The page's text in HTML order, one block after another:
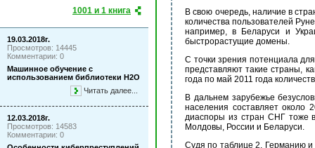
1001 и 1 книга
19.03.2018г.
Просмотров: 14445
Комментарии: 0
Машинное обучение с
использованием библиотеки Н2О
Читать далее...
12.03.2018г.
Просмотров: 14583
Комментарии: 0
В свою очередь, наличие в
количества пользователей
например, в Беларуси и
быстрорастущие домены.
С точки зрения потенциала
представляют такие страны,
года по май 2011 года
В дальнем зарубежье
населения составляет около
диаспоры из стран СНГ тоже
Молдовы, России и Беларуси.
Судя по таблице 2, Германию и